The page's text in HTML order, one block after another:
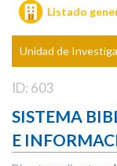
Listado
Unidad de
ID: 603
SISTEMA
E